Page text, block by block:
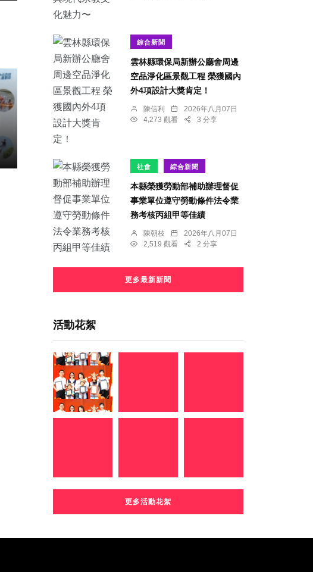
綜合新聞
雲林縣環保局新辦公廳舍周邊
空品淨化區景觀工程 榮獲國內
外4項設計大獎肯定！
陳信利
2026年八月07日
4,273 觀看
3 分享
社會 綜合新聞
本縣榮獲勞動部補助辦理督促
事業單位遵守勞動條件法令業
務考核丙組甲等佳績
陳朝枝
2026年八月07日
2,519 觀看
2 分享
更多最新新聞
活動花絮
更多活動花絮